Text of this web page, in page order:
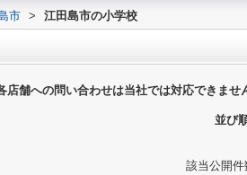
市 > 江田島市の小学校
舗への問い合わせは当社では対応できませ
並び
該当公開件